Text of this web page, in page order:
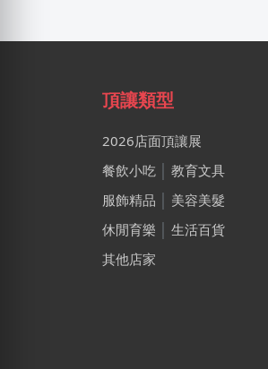
頂讓類型
2026店面頂讓展
餐飲小吃
教育文具
服飾精品
美容美髮
休閒育樂
生活百貨
其他店家